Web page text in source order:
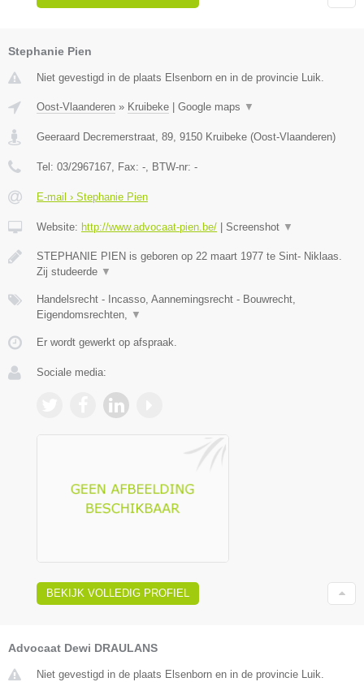
Stephanie Pien
Niet gevestigd in de plaats Elsenborn en in de provincie Luik.
Oost-Vlaanderen » Kruibeke Google maps ▼
Geeraard Decremerstraat, 89 9150 Kruibeke (Oost-Vlaanderen)
Tel: 03/2967167 , Fax: - , BTW-nr: -
E-mail › Stephanie Pien
Website: http://www.advocaat-pien.be/ Screenshot ▼
STEPHANIE PIEN is geboren op 22 maart 1977 te Sint- Niklaas.
Zij studeerde ▼
Handelsrecht - Incasso, Aannemingsrecht - Bouwrecht,
Eigendomsrechten,
▼
Er wordt gewerkt op afspraak.
Sociale media:
BEKIJK VOLLEDIG PROFIEL
Advocaat Dewi DRAULANS
Niet gevestigd in de plaats Elsenborn en in de provincie Luik.